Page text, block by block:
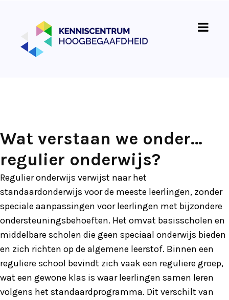
Wat verstaan we onder…
regulier onderwijs?
Regulier onderwijs verwijst naar het
standaardonderwijs voor de meeste leerlingen, zonder
speciale aanpassingen voor leerlingen met bijzondere
ondersteuningsbehoeften. Het omvat basisscholen en
middelbare scholen die geen speciaal onderwijs bieden
en zich richten op de algemene leerstof. Binnen een
reguliere school bevindt zich vaak een reguliere groep,
wat een gewone klas is waar leerlingen samen leren
volgens het standaardprogramma. Dit verschilt van